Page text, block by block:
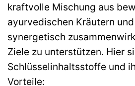
kraftvolle Mischung aus
ayurvedischen Kräutern
synergetisch
Ziele zu unterstützen. Hier
Schlüsselinhaltsstoffe und
Vorteile: